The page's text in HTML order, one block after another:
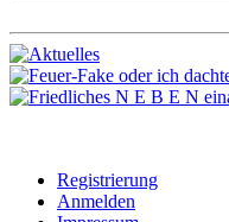
Registrierung
Anmelden